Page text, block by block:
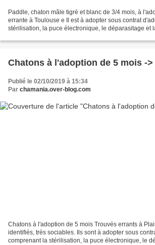
Paddle, chaton mâle tigré et blanc de 3/4 mois, à
errante à Toulouse e Il est à adopter sous contrat
stérilisation, la puce électronique, le déparasitage et
Chatons à l'adoption de 5 mois -
Publié le 02/10/2019 à 15:34
Par chamania.over-blog.com
Chatons à l'adoption de 5 mois Trouvés errants à
identifiés, très sociables. Ils sont à adopter sous
comprenant la stérilisation, la puce électronique, le